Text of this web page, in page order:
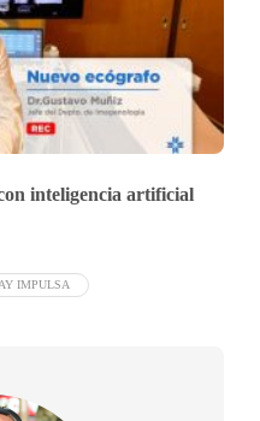
inteligencia artificial
IMPULSA